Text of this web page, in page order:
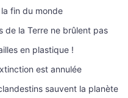
la fin du monde
de la Terre ne brûlent pas
en plastique !
est annulée
sauvent la planète